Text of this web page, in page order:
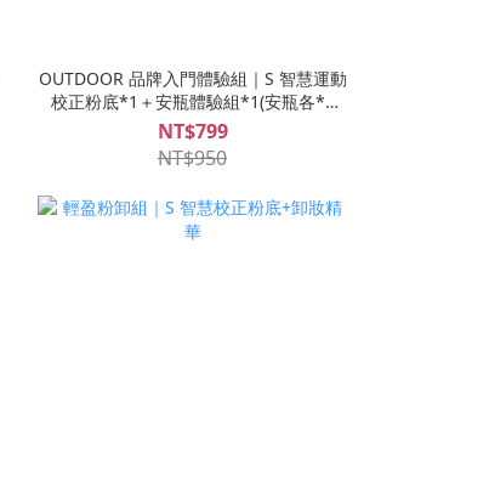
OUTDOOR 品牌入門體驗組｜S 智慧運動
校正粉底*1＋安瓶體驗組*1(安瓶各*1
支)；限購1組
NT$799
NT$950